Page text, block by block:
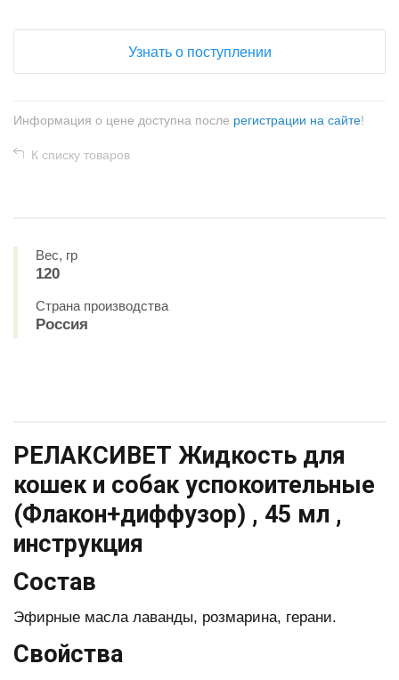
Узнать о поступлении
Информация о цене доступна после регистрации на сайте!
К списку товаров
Вес, гр
120
Страна производства
Россия
РЕЛАКСИВЕТ Жидкость для
кошек и собак успокоительные
(Флакон+диффузор) , 45 мл ,
инструкция
Состав
Эфирные масла лаванды, розмарина, герани.
Свойства